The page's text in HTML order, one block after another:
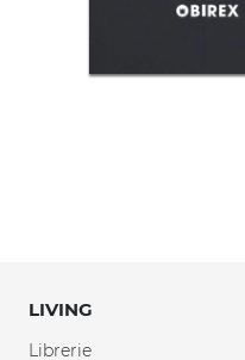
LIVING
Librerie